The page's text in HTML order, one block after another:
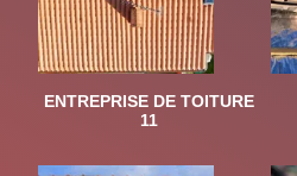
ENTREPRISE DE TOITURE
11